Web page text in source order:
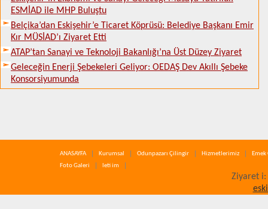
ESMİAD ile MHP Buluştu
Belçika’dan Eskişehir’e Ticaret Köprüsü: Belediye Başkanı Emir
Kır MÜSİAD’ı Ziyaret Etti
ATAP’tan Sanayi ve Teknoloji Bakanlığı’na Üst Düzey Ziyaret
Geleceğin Enerji Şebekeleri Geliyor: OEDAŞ Dev Akıllı Şebeke
Konsorsiyumunda
ANASAYFA Kurumsal Odunpazarı Çilingir Hizmetlerimiz
Foto Galeri
leti im
Ziyaret i: